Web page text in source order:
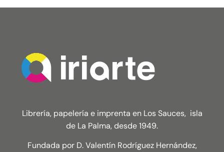
Librería, papelería e imprenta en Los Sauces, isla
de La Palma, desde 1949.
Fundada por D. Valentín Rodríguez Hernández,